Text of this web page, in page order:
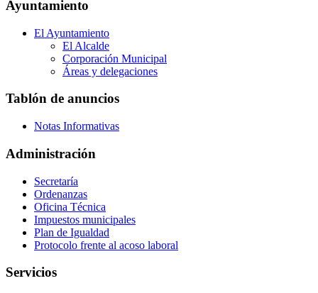
Ayuntamiento
El Ayuntamiento
El Alcalde
Corporación Municipal
Áreas y delegaciones
Tablón de anuncios
Notas Informativas
Administración
Secretaría
Ordenanzas
Oficina Técnica
Impuestos municipales
Plan de Igualdad
Protocolo frente al acoso laboral
Servicios